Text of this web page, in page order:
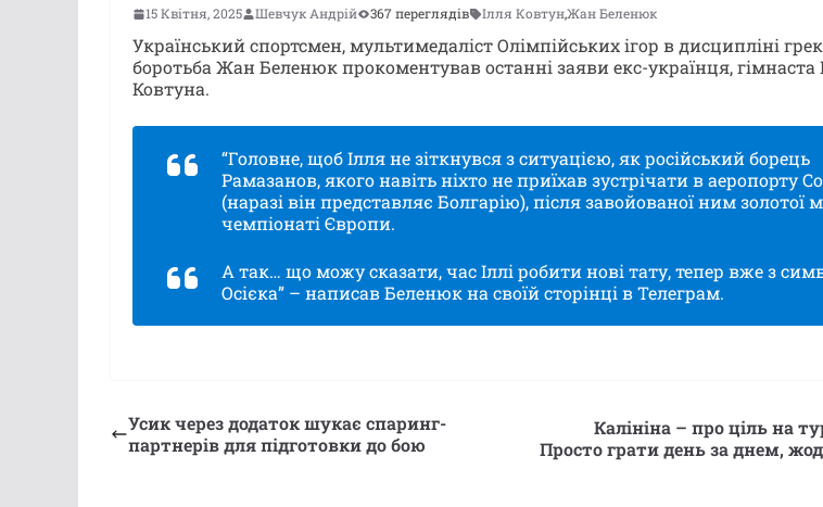
15 Квітня, 2025 Шевчук Андрій 367 переглядів Ілля Ковтун,Жан Беленюк
Український спортсмен, мультимедаліст Олімпійських ігор в дисципліні
боротьба Жан Беленюк прокоментував останні заяви екс-українця, гімнаста
Ковтуна.
“Головне, щоб Ілля не зіткнувся з ситуацією, як російський борець
Рамазанов, якого навіть ніхто не приїхав зустрічати в аеропорту
(наразі він представляє Болгарію), після завойованої ним золотої
чемпіонаті Європи.
А так… що можу сказати, час Іллі робити нові тату, тепер вже з
Осієка” – написав Беленюк на своїй сторінці в Телеграм.
Усик через додаток шукає спаринг-
партнерів для підготовки до бою
Калініна – про ціль на
Просто грати день за днем,